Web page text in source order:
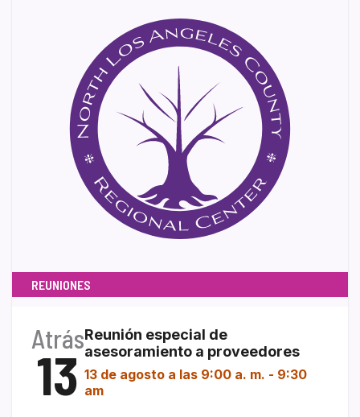
REUNIONES
Atrás
13
Reunión especial de
asesoramiento a proveedores
13 de agosto a las 9:00 a. m. - 9:30
am